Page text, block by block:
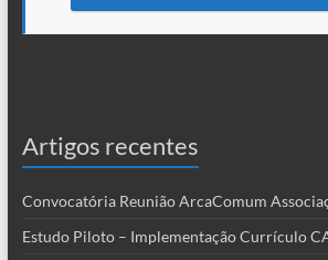
Artigos recentes
Convocatória Reunião ArcaComum
Estudo Piloto – Implementação Currículo